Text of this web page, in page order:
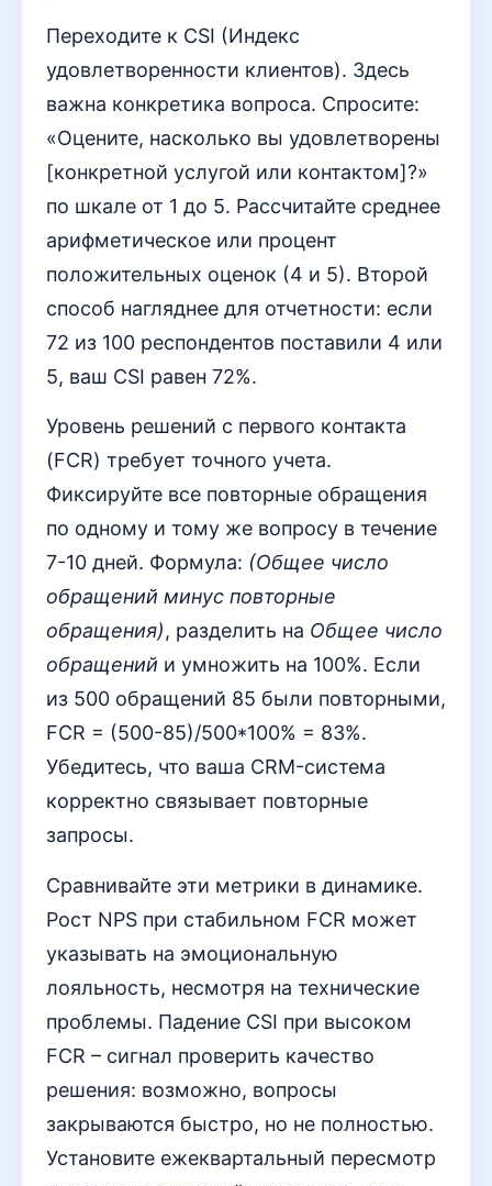
Переходите к CSI (Индекс
удовлетворенности клиентов). Здесь
важна конкретика вопроса. Спросите:
«Оцените, насколько вы удовлетворены
[конкретной услугой или контактом]?»
по шкале от 1 до 5. Рассчитайте среднее
арифметическое или процент
положительных оценок (4 и 5). Второй
способ нагляднее для отчетности: если
72 из 100 респондентов поставили 4 или
5, ваш CSI равен 72%.
Уровень решений с первого контакта
(FCR) требует точного учета.
Фиксируйте все повторные обращения
по одному и тому же вопросу в течение
7-10 дней. Формула: (Общее число
обращений минус повторные
обращения), разделить на Общее число
обращений и умножить на 100%. Если
из 500 обращений 85 были повторными,
FCR = (500-85)/500*100% = 83%.
Убедитесь, что ваша CRM-система
корректно связывает повторные
запросы.
Сравнивайте эти метрики в динамике.
Рост NPS при стабильном FCR может
указывать на эмоциональную
лояльность, несмотря на технические
проблемы. Падение CSI при высоком
FCR – сигнал проверить качество
решения: возможно, вопросы
закрываются быстро, но не полностью.
Установите ежеквартальный пересмотр